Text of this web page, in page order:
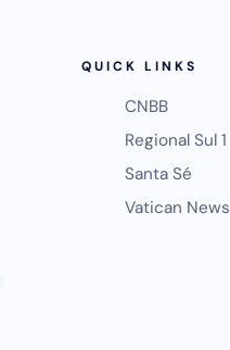
QUICK LINKS
CNBB
Regional Sul 1
Santa Sé
Vatican News